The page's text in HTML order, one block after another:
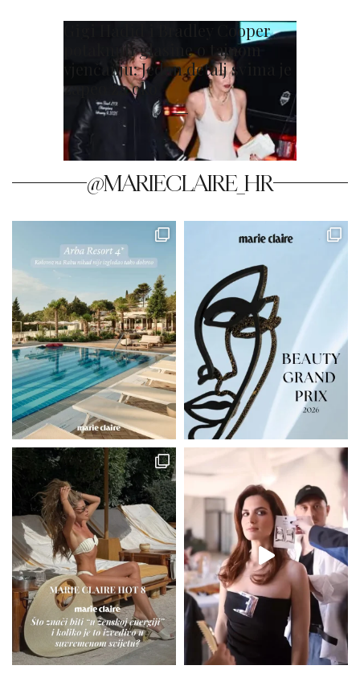
Gigi Hadid i Bradley Cooper
potaknuli glasine o tajnom
vjenčanju: Jedan detalj svima je
zapeo za oko
@MARIECLAIRE_HR